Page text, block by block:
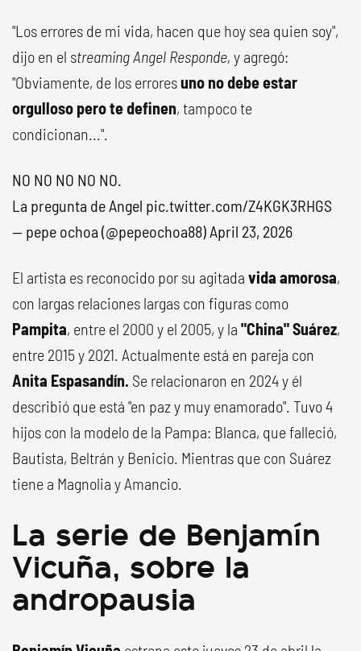
"Los errores de mi vida, hacen que hoy sea quien soy",
dijo en el streamingAngel Responde, y agregó:
"Obviamente, de los erroresuno no debe estar
orgulloso pero te definen, tampoco te
condicionan...".
NO NO NO NO NO.
La pregunta de Angel pic.twitter.com/Z4KGK3RHGS
— pepe ochoa (@pepeochoa88)April 23, 2026
El artista es reconocido por su agitada vida amorosa,
con largas relaciones largas con figuras como
Pampita, entre el 2000 y el 2005, y la "China" Suárez,
entre 2015 y 2021. Actualmente está en pareja con
Anita Espasandín. Se relacionaron en 2024 y él
describió que está "en paz y muy enamorado". Tuvo 4
hijos con la modelo de la Pampa: Blanca, que falleció,
Bautista, Beltrán y Benicio. Mientras que con Suárez
tiene a Magnolia y Amancio.
La serie de Benjamín
Vicuña, sobre la
andropausia